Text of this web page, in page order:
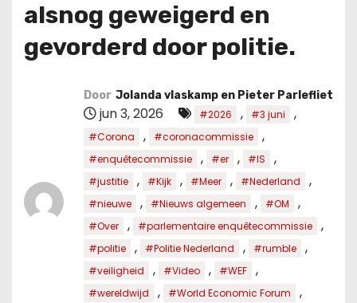
alsnog geweigerd en
gevorderd door politie.
Door Jolanda vlaskamp en Pieter Parlefliet
jun 3, 2026 #2026 , #3 juni ,
#Corona , #coronacommissie ,
#enquêtecommissie , #er , #IS ,
#justitie , #Kijk , #Meer , #Nederland ,
#nieuwe , #Nieuws algemeen , #OM ,
#Over , #parlementaire enquêtecommissie ,
#politie , #Politie Nederland , #rumble ,
#veiligheid , #Video , #WEF ,
#wereldwijd , #World Economic Forum ,